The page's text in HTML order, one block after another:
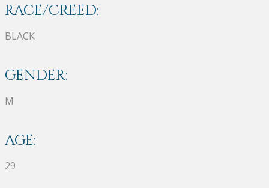
RACE/CREED:
BLACK
GENDER:
M
AGE:
29